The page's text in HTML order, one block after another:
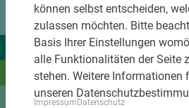
Wir liefern Ideen.
Und das passende Holz dazu.
können selbst entscheiden,
zulassen möchten. Bitte
Basis Ihrer Einstellungen
alle Funktionalitäten der Seite
stehen. Weitere Informationen
unseren
ImpressumDatenschutz